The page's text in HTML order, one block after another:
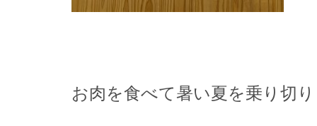
お肉を食べて暑い夏を乗り切